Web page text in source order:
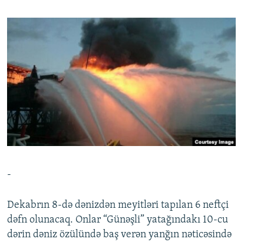
VIDEO
FOTOQALEREYA
İNFOQRAFIKA
KARIKATURA
RADIO ARXIV
OXU ZALI
AZƏRBAYCAN ƏDƏBIYYATI KITABXANASI
İSLAM VƏ DEMOKRATIYA
HAQQIMIZDA
MISSIYAMIZ
PEŞƏ ETIKASI VƏ JURNALISTIKA STANDARTLARIMIZ
XƏBƏR BÜLLETENLƏRIMIZ
BIZI IZLƏ
-
Dekabrın 8-də dənizdən meyitləri tapılan 6 neftçi
dəfn olunacaq. Onlar “Günəşli” yatağındakı 10-cu
dərin dəniz özülündə baş verən yanğın nəticəsində